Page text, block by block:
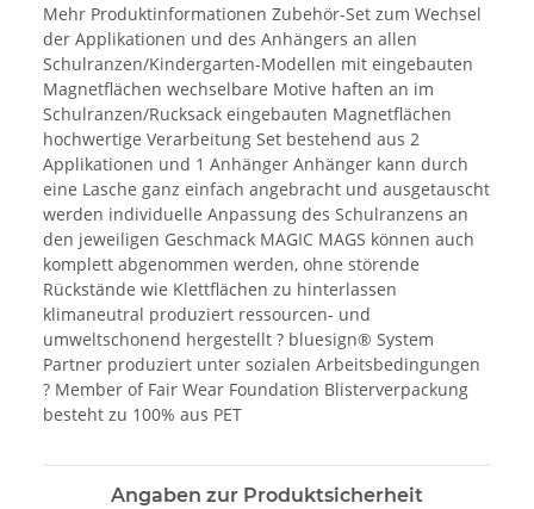
Mehr Produktinformationen Zubehör-Set zum Wechsel
der Applikationen und des Anhängers an allen
Schulranzen/Kindergarten-Modellen mit eingebauten
Magnetflächen wechselbare Motive haften an im
Schulranzen/Rucksack eingebauten Magnetflächen
hochwertige Verarbeitung Set bestehend aus 2
Applikationen und 1 Anhänger Anhänger kann durch
eine Lasche ganz einfach angebracht und ausgetauscht
werden individuelle Anpassung des Schulranzens an
den jeweiligen Geschmack MAGIC MAGS können auch
komplett abgenommen werden, ohne störende
Rückstände wie Klettflächen zu hinterlassen
klimaneutral produziert ressourcen- und
umweltschonend hergestellt ? bluesign® System
Partner produziert unter sozialen Arbeitsbedingungen
? Member of Fair Wear Foundation Blisterverpackung
besteht zu 100% aus PET
Angaben zur Produktsicherheit